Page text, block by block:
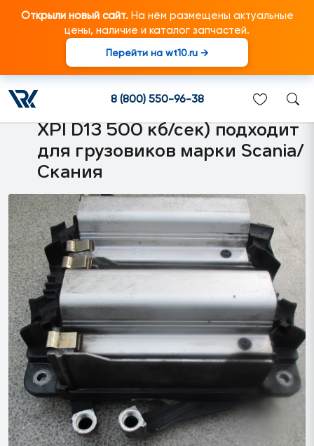
Открыли новый сайт.На нём размещены актуальные
цены, наличие и каталог запчастей.
Перейти на wt10.ru →
8 (800) 550-96-38
2134476 ECU EMS
Электронный блок
управления двигателем (E44
XPI D13 500 кб/сек) подходит
для грузовиков марки Scania/
Скания